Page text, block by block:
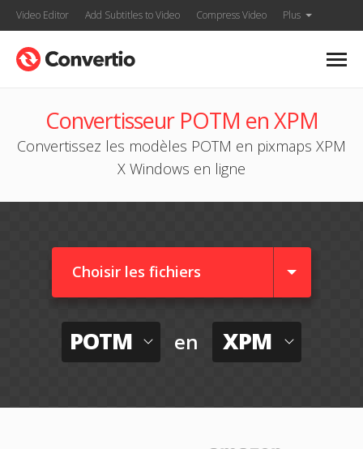
Video Editor Add Subtitles to Video Compress Video Plus
Convertisseur POTM en XPM
Convertissez les modèles POTM en pixmaps XPM
X Windows en ligne
Choisir les fichiers
POTM en XPM